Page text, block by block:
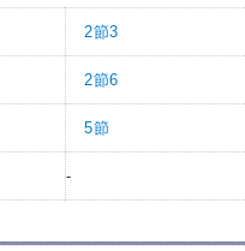
2節3
2節6
5節
-